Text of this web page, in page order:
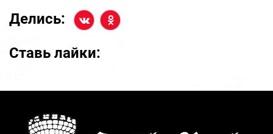
Делись:
Ставь лайки: